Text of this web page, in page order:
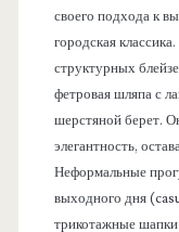
своего подхода к
городская
структурных
фетровая шляпа с
шерстяной берет.
элегантность,
Неформальные
выходного дня
трикотажные